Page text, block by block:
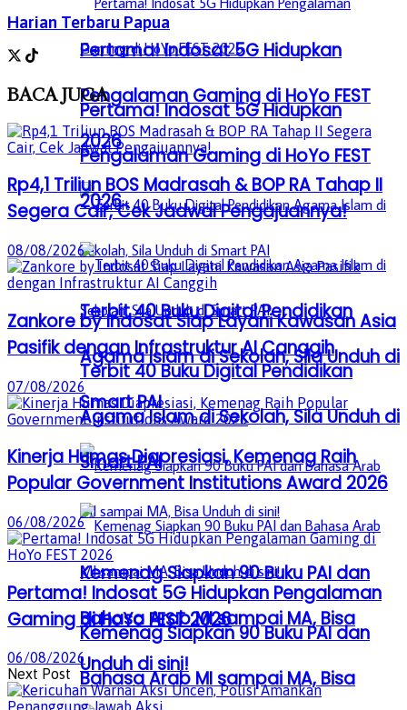
Pertama! Indosat 5G Hidupkan
Pengalaman Gaming di HoYo FEST
2026
Terbit 40 Buku Digital Pendidikan
Agama Islam di Sekolah, Sila Unduh di
Smart PAI
Kemenag Siapkan 90 Buku PAI dan
Bahasa Arab MI sampai MA, Bisa
Unduh di sini!
Pertama! Indosat 5G Hidupkan
Pengalaman Gaming di HoYo FEST
2026
Terbit 40 Buku Digital Pendidikan
Agama Islam di Sekolah, Sila Unduh di
Smart PAI
Kemenag Siapkan 90 Buku PAI dan
Bahasa Arab MI sampai MA, Bisa
Harian Terbaru Papua
BACAJUGA
Rp4,1 Triliun BOS Madrasah & BOP RA Tahap II
Segera Cair, Cek Jadwal Pengajuannya!
08/08/2026
Zankore by Indosat Siap Layani Kawasan Asia
Pasifik dengan Infrastruktur AI Canggih
07/08/2026
Kinerja Humas Diapresiasi, Kemenag Raih
Popular Government Institutions Award 2026
06/08/2026
Pertama! Indosat 5G Hidupkan Pengalaman
Gaming di HoYo FEST 2026
06/08/2026
Next Post